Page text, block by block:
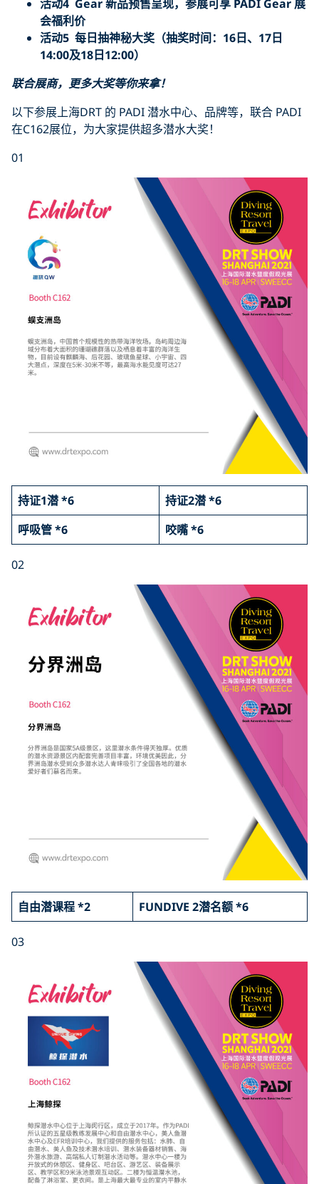
活动4 Gear 新品预售呈现，参展可享 PADI Gear 展
会福利价
活动5 每日抽神秘大奖（抽奖时间：16日、17日
14:00及18日12:00）
联合展商，更多大奖等你来拿！
以下参展上海DRT 的 PADI 潜水中心、品牌等，联合 PADI
在C162展位，为大家提供超多潜水大奖！
01
持证1潜 *6
持证2潜 *6
呼吸管 *6
咬嘴 *6
02
自由潜课程 *2 FUNDIVE 2潜名额 *6
03